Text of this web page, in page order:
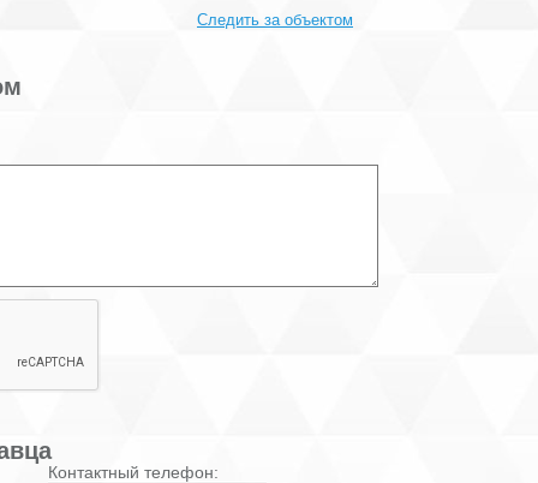
Следить за объектом
Контактный телефон: